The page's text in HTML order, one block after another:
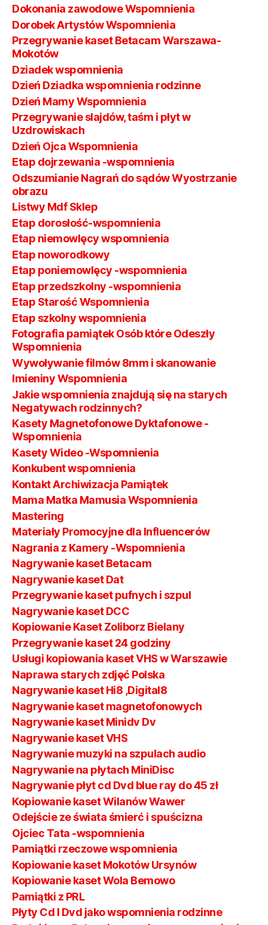
Dokonania zawodowe Wspomnienia
Dorobek Artystów Wspomnienia
Przegrywanie kaset Betacam Warszawa-
Mokotów
Dziadek wspomnienia
Dzień Dziadka wspomnienia rodzinne
Dzień Mamy Wspomnienia
Przegrywanie slajdów, taśm i płyt w
Uzdrowiskach
Dzień Ojca Wspomnienia
Etap dojrzewania -wspomnienia
Odszumianie Nagrań do sądów Wyostrzanie
obrazu
Listwy Mdf Sklep
Etap dorosłość-wspomnienia
Etap niemowlęcy wspomnienia
Etap noworodkowy
Etap poniemowlęcy -wspomnienia
Etap przedszkolny -wspomnienia
Etap Starość Wspomnienia
Etap szkolny wspomnienia
Fotografia pamiątek Osób które Odeszły
Wspomnienia
Wywoływanie filmów 8mm i skanowanie
Imieniny Wspomnienia
Jakie wspomnienia znajdują się na starych
Negatywach rodzinnych?
Kasety Magnetofonowe Dyktafonowe -
Wspomnienia
Kasety Wideo -Wspomnienia
Konkubent wspomnienia
Kontakt Archiwizacja Pamiątek
Mama Matka Mamusia Wspomnienia
Mastering
Materiały Promocyjne dla Influencerów
Nagrania z Kamery -Wspomnienia
Nagrywanie kaset Betacam
Nagrywanie kaset Dat
Przegrywanie kaset pufnych i szpul
Nagrywanie kaset DCC
Kopiowanie Kaset Zoliborz Bielany
Przegrywanie kaset 24 godziny
Usługi kopiowania kaset VHS w Warszawie
Naprawa starych zdjęć Polska
Nagrywanie kaset Hi8 ,Digital8
Nagrywanie kaset magnetofonowych
Nagrywanie kaset Minidv Dv
Nagrywanie kaset VHS
Nagrywanie muzyki na szpulach audio
Nagrywanie na płytach MiniDisc
Nagrywanie płyt cd Dvd blue ray do 45 zł
Kopiowanie kaset Wilanów Wawer
Odejście ze świata śmierć i spuścizna
Ojciec Tata -wspomnienia
Pamiątki rzeczowe wspomnienia
Kopiowanie kaset Mokotów Ursynów
Kopiowanie kaset Wola Bemowo
Pamiątki z PRL
Płyty Cd I Dvd jako wspomnienia rodzinne